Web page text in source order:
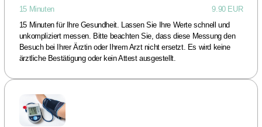
15 Minuten
9.90 EUR
15 Minuten für Ihre Gesundheit. Lassen Sie Ihre Werte schnell und
unkompliziert messen. Bitte beachten Sie, dass diese Messung den
Besuch bei Ihrer Ärztin oder Ihrem Arzt nicht ersetzt. Es wird keine
ärztliche Bestätigung oder kein Attest ausgestellt.